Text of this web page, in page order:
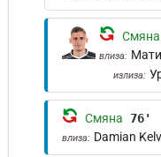
Смяна
влиза:
излиза:
Смяна 76'
влиза: Damian